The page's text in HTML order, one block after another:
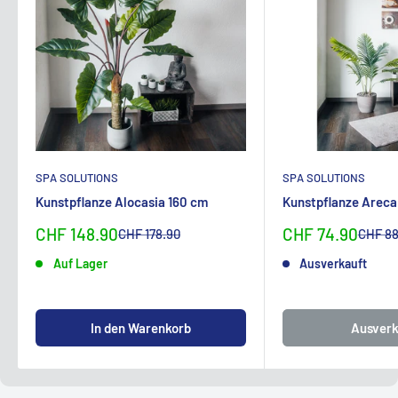
SPA SOLUTIONS
Kunstpflanze Alocasia 160 cm
Sonderpreis
CHF 148.90Normalpreis
CHF 178.90
Auf Lager
In den Warenkorb
SPA SOLUTIONS
Kunstpflanze Areca
Sonderpreis
CHF 74.90CHF
Ausverkauft